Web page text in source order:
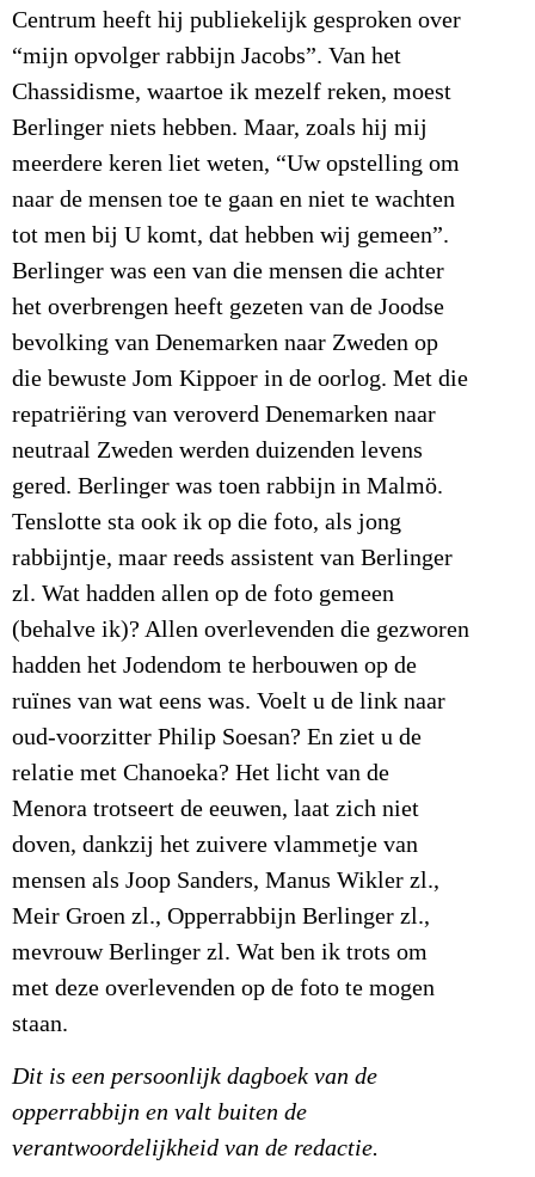
Centrum heeft hij publiekelijk gesproken over
“mijn opvolger rabbijn Jacobs”. Van het
Chassidisme, waartoe ik mezelf reken, moest
Berlinger niets hebben. Maar, zoals hij mij
meerdere keren liet weten, “Uw opstelling om
naar de mensen toe te gaan en niet te wachten
tot men bij U komt, dat hebben wij gemeen”.
Berlinger was een van die mensen die achter
het overbrengen heeft gezeten van de Joodse
bevolking van Denemarken naar Zweden op
die bewuste Jom Kippoer in de oorlog. Met die
repatriëring van veroverd Denemarken naar
neutraal Zweden werden duizenden levens
gered. Berlinger was toen rabbijn in Malmö.
Tenslotte sta ook ik op die foto, als jong
rabbijntje, maar reeds assistent van Berlinger
zl. Wat hadden allen op de foto gemeen
(behalve ik)? Allen overlevenden die gezworen
hadden het Jodendom te herbouwen op de
ruïnes van wat eens was. Voelt u de link naar
oud-voorzitter Philip Soesan? En ziet u de
relatie met Chanoeka? Het licht van de
Menora trotseert de eeuwen, laat zich niet
doven, dankzij het zuivere vlammetje van
mensen als Joop Sanders, Manus Wikler zl.,
Meir Groen zl., Opperrabbijn Berlinger zl.,
mevrouw Berlinger zl. Wat ben ik trots om
met deze overlevenden op de foto te mogen
staan.
Dit is een persoonlijk dagboek van de
opperrabbijn en valt buiten de
verantwoordelijkheid van de redactie.